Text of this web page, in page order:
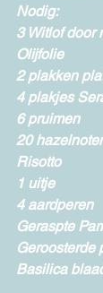
Nodig:
3 Witlof door
Olijfolie
2 plakken
4 plakjes
6 pruimen
20
Risotto
1 uitje
4 aardperen
Geraspte
Geroosterde
Basilica